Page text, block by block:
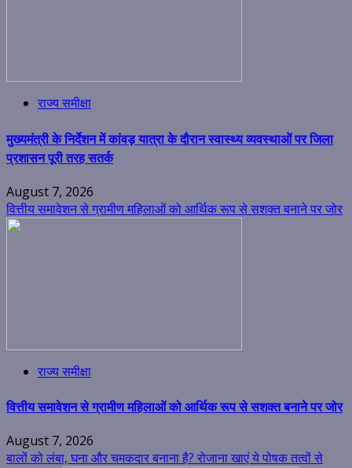
राज्य समीक्षा
मुख्यमंत्री के निर्देशन में कांवड़ यात्रा के दौरान स्वास्थ्य व्यवस्थाओं पर जिला
प्रशासन पूरी तरह सतर्क
August 7, 2026
वित्तीय समावेशन से ग्रामीण महिलाओं को आर्थिक रूप से सशक्त बनाने पर जोर
राज्य समीक्षा
वित्तीय समावेशन से ग्रामीण महिलाओं को आर्थिक रूप से सशक्त बनाने पर जोर
August 7, 2026
बालों को लंबा, घना और चमकदार बनाना है? रोजाना खाएं ये पोषक तत्वों से